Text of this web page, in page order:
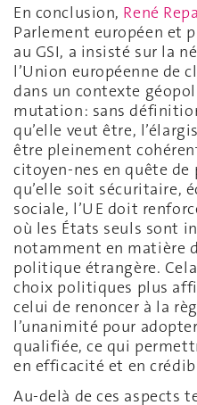
En conclusion, René
Parlement européen et
au GSI, a insisté sur la
l’Union européenne de
dans un contexte
mutation: sans
qu’elle veut être,
être pleinement
citoyen-nes en quête
qu’elle soit sécuritaire,
sociale, l’UE doit
où les États seuls sont
notamment en matière
politique étrangère.
choix politiques plus
celui de renoncer à la
l’unanimité pour
qualifiée, ce qui
en efficacité et en
Au-delà de ces aspects